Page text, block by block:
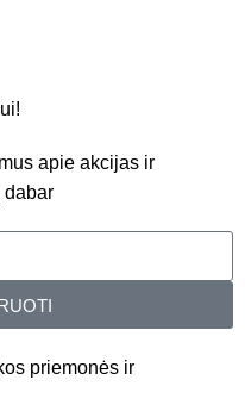
apie akcijas ir
dabar
priemonės ir